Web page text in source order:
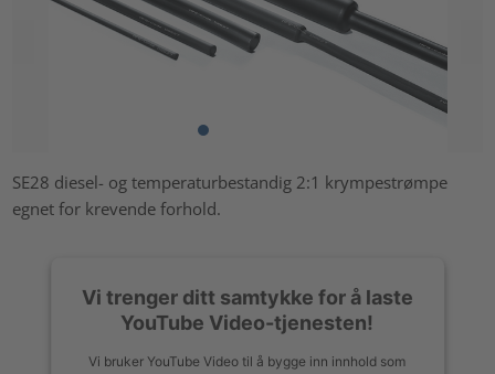
SE28 diesel- og temperaturbestandig 2:1 krympestrømpe
egnet for krevende forhold.
Vi trenger ditt samtykke for å laste
YouTube Video-tjenesten!
Vi bruker YouTube Video til å bygge inn innhold som